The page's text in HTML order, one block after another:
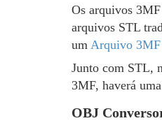
Os arquivos
arquivos STL
um Arquivo 3MF
Junto com STL,
3MF, haverá
OBJ